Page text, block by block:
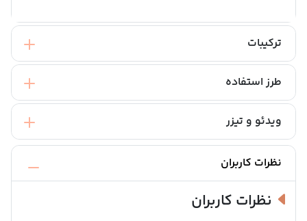
ترکیبات
طرز استفاده
ویدئو و تیزر
نظرات کاربران
نظرات کاربران